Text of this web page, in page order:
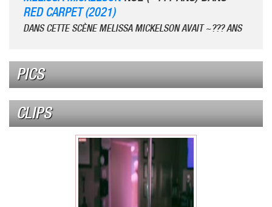
RED CARPET (2021)
DANS CETTE SCÈNE MELISSA MICKELSON AVAIT ~??? ANS
PICS
CLIPS